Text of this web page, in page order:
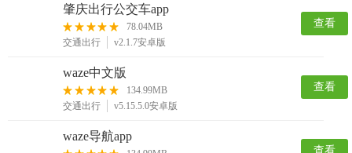
肇庆出行公交车app
78.04MB
交通出行
v2.1.7安卓版
查看
waze中文版
134.99MB
交通出行
v5.15.5.0安卓版
查看
waze导航app
查看